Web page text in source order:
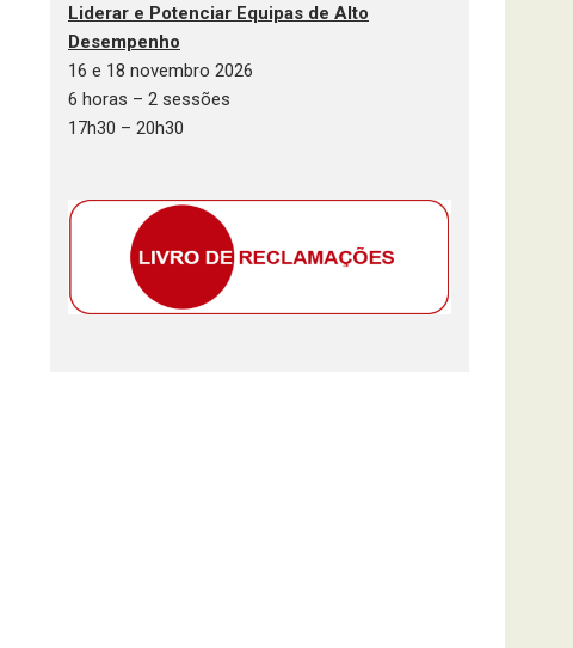
Liderar e Potenciar Equipas de Alto
Desempenho
16 e 18 novembro 2026
6 horas – 2 sessões
17h30 – 20h30